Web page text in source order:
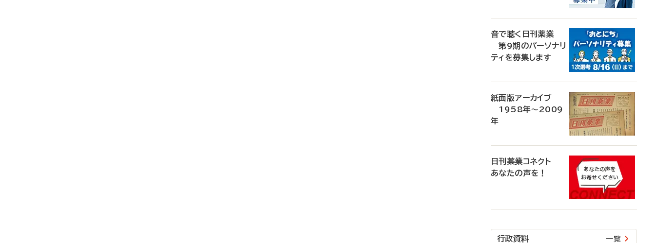
音で聴く日刊薬業
第9期のパーソナリ
ティを募集します
紙面版アーカイブ
1958年～2009
年
日刊薬業コネクト
あなたの声を！
行政資料 一覧